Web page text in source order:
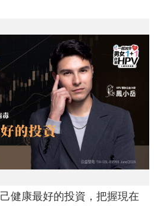
健康最好的投資，把握現在